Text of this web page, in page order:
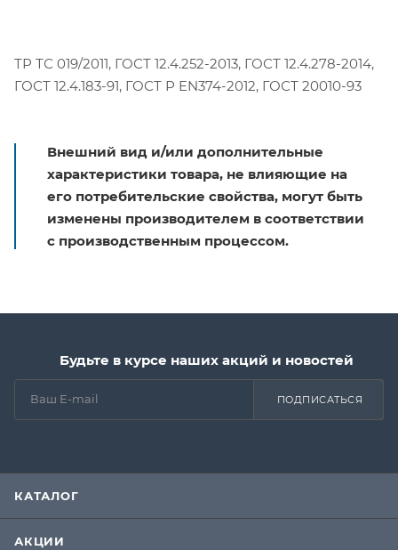
ТР ТС 019/2011, ГОСТ 12.4.252-2013, ГОСТ 12.4.278-2014,
ГОСТ 12.4.183-91, ГОСТ Р EN374-2012, ГОСТ 20010-93
Внешний вид и/или дополнительные
характеристики товара, не влияющие на
его потребительские свойства, могут быть
изменены производителем в соответствии
с производственным процессом.
Будьте в курсе наших акций и новостей
ПОДПИСАТЬСЯ
КАТАЛОГ
АКЦИИ